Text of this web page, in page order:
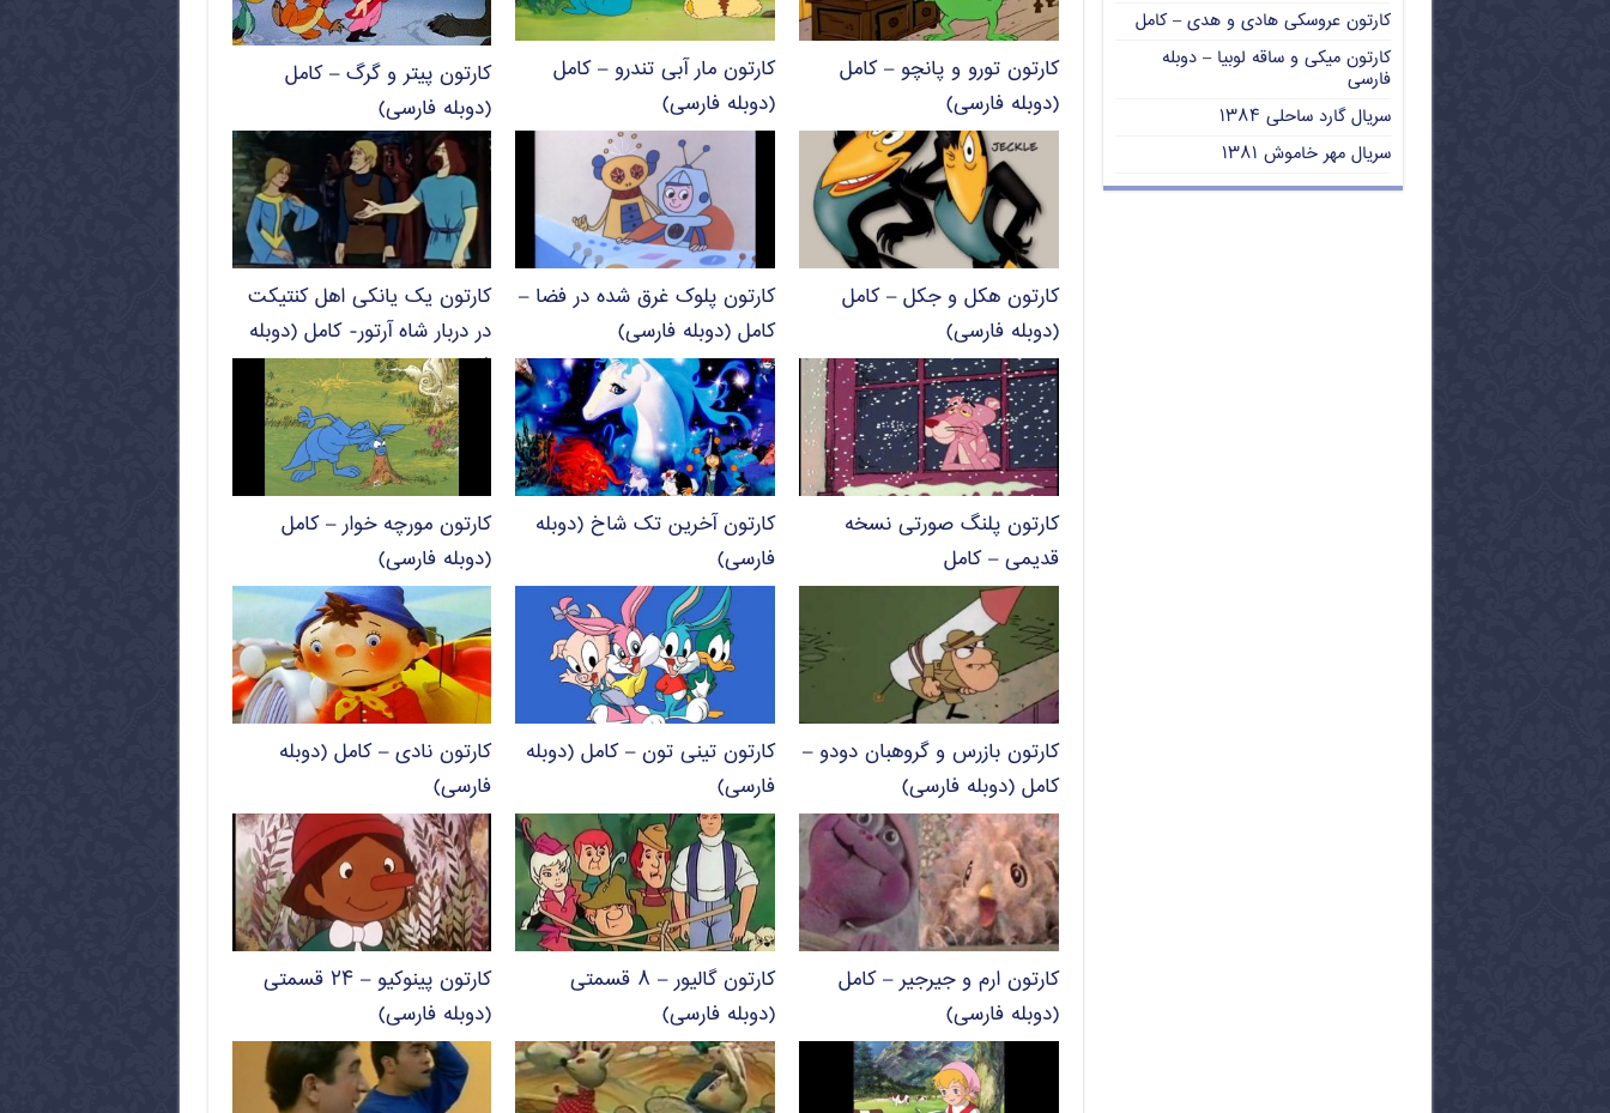
کارتون تورو و پانچو – کامل
(دوبله فارسی)
کارتون مار آبی تندرو – کامل
(دوبله فارسی)
کارتون پیتر و گرگ – کامل
(دوبله فارسی)
کارتون هکل و جکل – کامل
(دوبله فارسی)
کارتون پلوک غرق شده در فضا –
کامل (دوبله فارسی)
کارتون یک یانکی اهل کنتیکت
در دربار شاه آرتور- کامل (دوبله
فارسی)
کارتون پلنگ صورتی نسخه
قدیمی – کامل
کارتون آخرین تک شاخ (دوبله
فارسی)
کارتون مورچه خوار – کامل
(دوبله فارسی)
کارتون بازرس و گروهبان دودو –
کامل (دوبله فارسی)
کارتون تینی تون – کامل (دوبله
فارسی)
کارتون نادی – کامل (دوبله
فارسی)
کارتون ارم و جیرجیر – کامل
(دوبله فارسی)
کارتون گالیور – ۸ قسمتی
(دوبله فارسی)
کارتون پینوکیو – ۲۴ قسمتی
(دوبله فارسی)
کارتون عروسکی هادی و هدی – کامل
کارتون میکی و ساقه لوبیا – دوبله
فارسی
سریال گارد ساحلی ۱۳۸۴
سریال مهر خاموش ۱۳۸۱